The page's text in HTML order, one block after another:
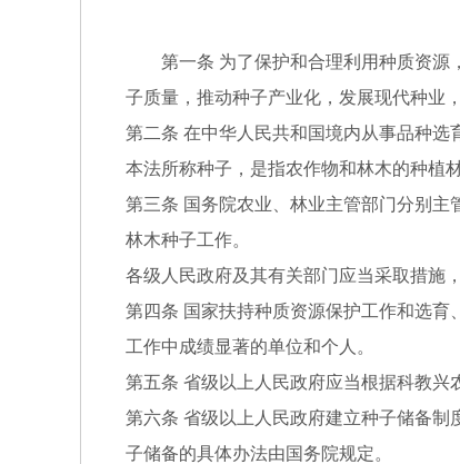
第一条 为了保护和合理利用种质资源，
子质量，推动种子产业化，发展现代种业
第二条 在中华人民共和国境内从事品种选
本法所称种子，是指农作物和林木的种植
第三条 国务院农业、林业主管部门分别
林木种子工作。
各级人民政府及其有关部门应当采取措施
第四条 国家扶持种质资源保护工作和选
工作中成绩显著的单位和个人。
第五条 省级以上人民政府应当根据科教兴
第六条 省级以上人民政府建立种子储备
子储备的具体办法由国务院规定。